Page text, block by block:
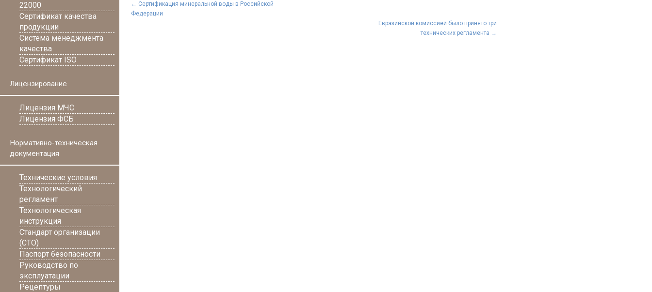
22000
Сертификат качества
продукции
Система менеджмента
качества
Сертификат ISO
Лицензирование
Лицензия МЧС
Лицензия ФСБ
Нормативно-техническая
документация
Технические условия
Технологический
регламент
Технологическая
инструкция
Стандарт организации
(СТО)
Паспорт безопасности
Руководство по
эксплуатации
Рецептуры
технических
регламентов
технических
Таможенного
нынешнем году
← Сертификация минеральной воды в Российской
Федерации
Евразийской комиссией было принято три
технических регламента →